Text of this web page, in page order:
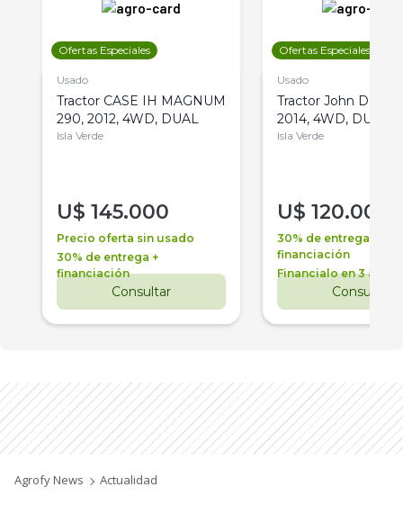
Ofertas Especiales
Usado
Tractor CASE IH MAGNUM
290, 2012, 4WD, DUAL
Isla Verde
U$ 145.000
Precio oferta sin usado
30% de entrega +
financiación
Consultar
Ofertas Especiales
Usado
Tractor John Deere
2014, 4WD, DUAL
Isla Verde
U$ 120.000
30% de entrega +
financiación
Financialo en 3 años
Consultar
Agrofy News Actualidad